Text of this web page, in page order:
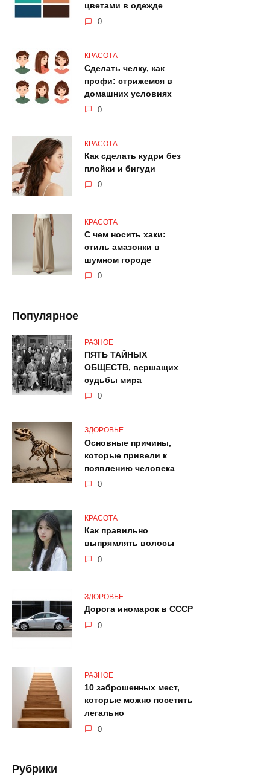
цветами в одежде
0
КРАСОТА
Сделать челку, как
профи: стрижемся в
домашних условиях
0
КРАСОТА
Как сделать кудри без
плойки и бигуди
0
КРАСОТА
С чем носить хаки:
стиль амазонки в
шумном городе
0
Популярное
РАЗНОЕ
ПЯТЬ ТАЙНЫХ
ОБЩЕСТВ, вершащих
судьбы мира
0
ЗДОРОВЬЕ
Основные причины,
которые привели к
появлению человека
0
КРАСОТА
Как правильно
выпрямлять волосы
0
ЗДОРОВЬЕ
Дорога иномарок в СССР
0
РАЗНОЕ
10 заброшенных мест,
которые можно посетить
легально
0
Рубрики